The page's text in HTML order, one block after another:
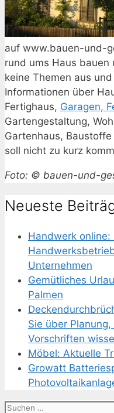
auf www.bauen-und-
rund ums Haus bauen
keine Themen aus
Informationen über
Fertighaus, Garagen,
Gartengestaltung,
Gartenhaus,
soll nicht zu kurz
Foto: © bauen-und-
Neueste
Handwerk
Unternehmen
Gemütliches
Palmen
Sie über
Vorschriften
Möbel: Aktuelle
Growatt
Suchen